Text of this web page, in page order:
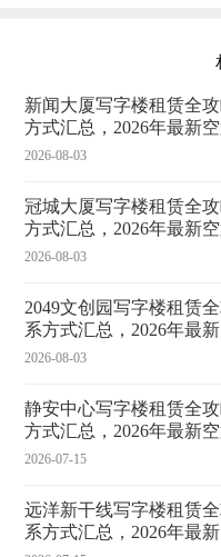
新闻大厦写字楼租赁全
方式汇总，2026年最新
2026-08-03
冠城大厦写字楼租赁全
方式汇总，2026年最新
2026-08-03
2049文创园写字楼租赁
系方式汇总，2026年最
2026-08-03
静安中心写字楼租赁全
方式汇总，2026年最新
2026-07-15
远洋新干线写字楼租赁
系方式汇总，2026年最